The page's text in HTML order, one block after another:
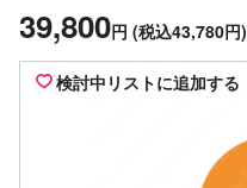
39,800円 (税込43,780円)
検討中リストに追加する